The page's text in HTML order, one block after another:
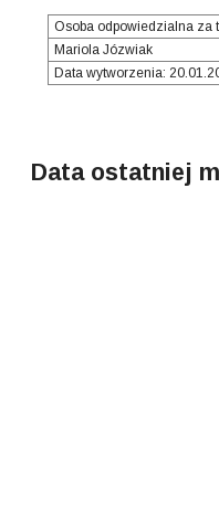
Osoba odpowiedzialna za
Mariola Józwiak
Data wytworzenia:
Data ostatniej